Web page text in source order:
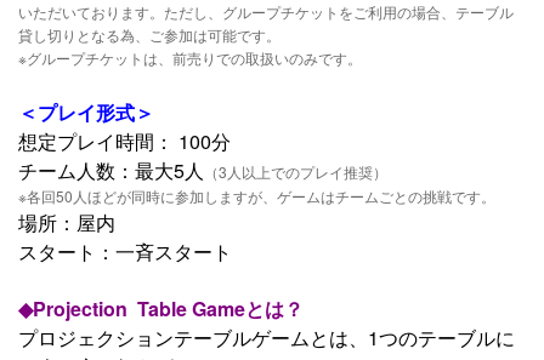
いただいております。ただし、グループチケットをご利用の場合、テーブル
貸し切りとなる為、ご参加は可能です。
※グループチケットは、前売りでの取扱いのみです。
＜プレイ形式＞
想定プレイ時間： 100分
チーム人数：最大5人
（3人以上でのプレイ推奨）
※各回50人ほどが同時に参加しますが、ゲームはチームごとの挑戦です。
場所：屋内
スタート：一斉スタート
◆Projection Table Gameとは？
プロジェクションテーブルゲームとは、1つのテーブルに